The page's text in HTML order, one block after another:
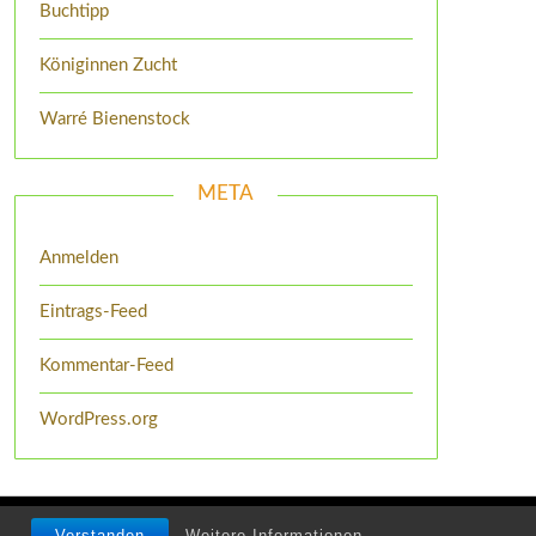
Buchtipp
Königinnen Zucht
Warré Bienenstock
META
Anmelden
Eintrags-Feed
Kommentar-Feed
WordPress.org